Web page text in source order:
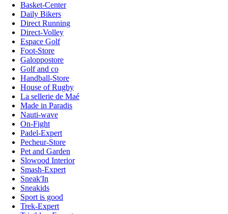
Basket-Center
Daily Bikers
Direct Running
Direct-Volley
Espace Golf
Foot-Store
Galoppostore
Golf and co
Handball-Store
House of Rugby
La sellerie de Maé
Made in Paradis
Nauti-wave
On-Fight
Padel-Expert
Pecheur-Store
Pet and Garden
Slowood Interior
Smash-Expert
Sneak'In
Sneakids
Sport is good
Trek-Expert